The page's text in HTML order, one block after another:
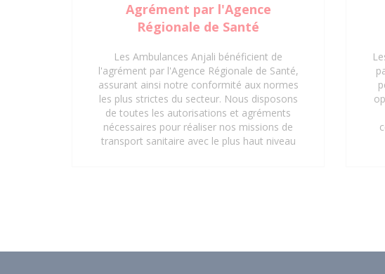
Agrément par l'Agence
Régionale de Santé
Les Ambulances Anjali bénéficient de
l'agrément par l'Agence Régionale de Santé,
assurant ainsi notre conformité aux normes
les plus strictes du secteur. Nous disposons
de toutes les autorisations et agréments
nécessaires pour réaliser nos missions de
transport sanitaire avec le plus haut niveau
agréments pour un service de transport